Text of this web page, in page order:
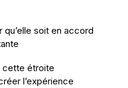
soit en accord
cette étroite
l’expérience